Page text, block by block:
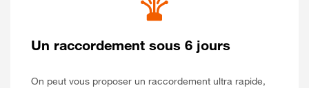
Un raccordement sous 6 jours
On peut vous proposer un raccordement ultra rapide,